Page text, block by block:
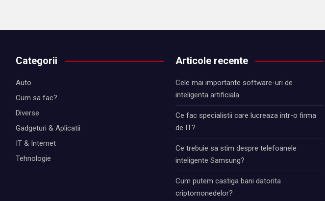
Categorii
Auto
Cum sa fac?
Diverse
Gadgeturi & Aplicatii
IT & Internet
Tehnologie
Articole recente
Cele mai importante software-uri de
inteligenta artificiala
Ce fac specialistii care lucreaza intr-o firma
de IT?
Ce trebuie sa stim despre telefoanele
inteligente Samsung?
Cum putem castiga bani datorita
criptomonedelor?